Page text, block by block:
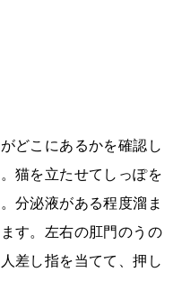
どこにあるかを確認し
猫を立たせてしっぽを
分泌液がある程度溜ま
す。左右の肛門のうの
差し指を当てて、押し